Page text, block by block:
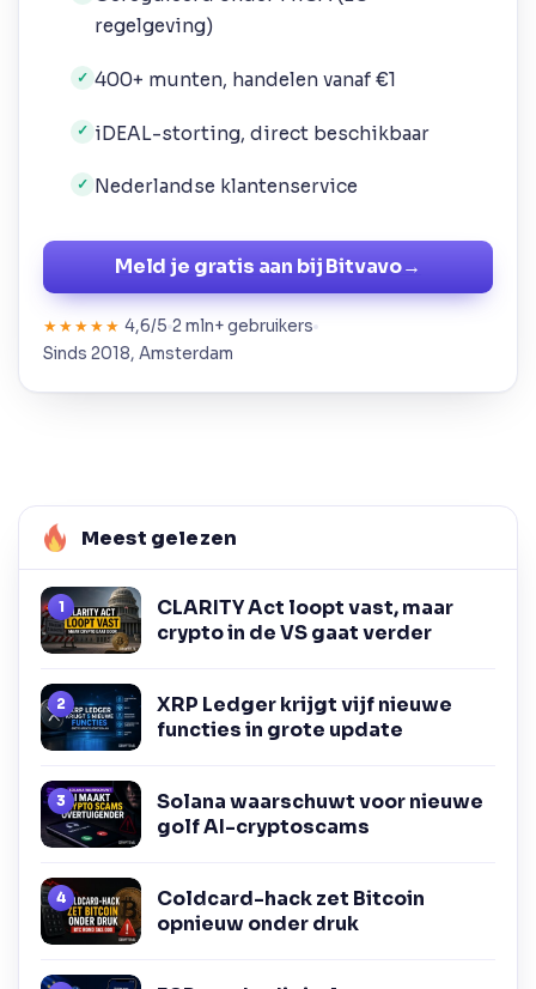
regelgeving)
✓ 400+ munten, handelen vanaf €1
✓ iDEAL-storting, direct beschikbaar
✓ Nederlandse klantenservice
Meld je gratis aan bij Bitvavo→
★★★★★ 4,6/5 2 mln+ gebruikers
Sinds 2018, Amsterdam
Meest gelezen
CLARITY Act loopt vast, maar
crypto in de VS gaat verder
XRP Ledger krijgt vijf nieuwe
functies in grote update
Solana waarschuwt voor nieuwe
golf AI-cryptoscams
Coldcard-hack zet Bitcoin
opnieuw onder druk